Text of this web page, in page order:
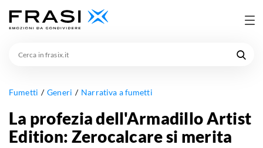
Fumetti Generi Narrativa a fumetti
La profezia dell'Armadillo Artist
Edition: Zerocalcare si merita